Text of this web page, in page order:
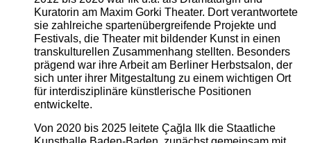
Kuratorin am Maxim Gorki Theater. Dort verantwortete
sie zahlreiche spartenübergreifende Projekte und
Festivals, die Theater mit bildender Kunst in einen
transkulturellen Zusammenhang stellten. Besonders
prägend war ihre Arbeit am Berliner Herbstsalon, der
sich unter ihrer Mitgestaltung zu einem wichtigen Ort
für interdisziplinäre künstlerische Positionen
entwickelte.
Von 2020 bis 2025 leitete Çağla Ilk die Staatliche